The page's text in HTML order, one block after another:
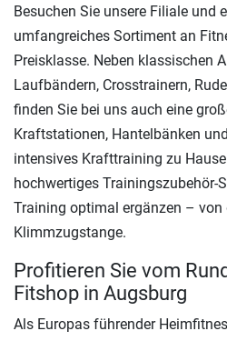
Besuchen Sie unsere Filiale und
umfangreiches Sortiment an
Preisklasse. Neben klassischen
Laufbändern, Crosstrainern,
finden Sie bei uns auch eine
Kraftstationen, Hantelbänken
intensives Krafttraining zu
hochwertiges Trainingszubehör-
Training optimal ergänzen – von
Klimmzugstange.
Profitieren Sie vom
Fitshop in Augsburg
Als Europas führender